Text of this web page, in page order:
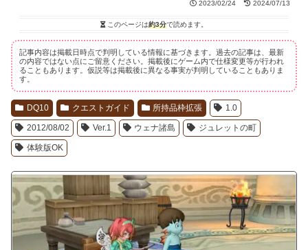
2023/02/24 2024/07/13
このページは約3分で読めます。
記事内容は掲載日時点で判明している情報に基づきます。過去の記事は、最新
の内容ではない点にご留意ください。掲載後にゲーム内で仕様変更等が行われ
ることもあります。仮説等は掲載後に異なる事実が判明していることもありま
す。
DQ10 クエストガイド 所持品枠拡張 1.0
2012/08/02 Ver.1 ウェナ諸島 ジュレットの町
体験版OK